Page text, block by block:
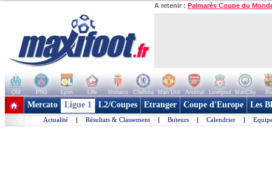
A retenir : Palmarès Coupe du
OM PSG Lyon Lille Monaco Chelsea Man Utd Arsenal Liverpool ManCity
+ de clubs
Mercato Ligue 1 L2/Coupes Etranger Coupe d'Europe Les
Actualité | Résultats & Classement | Buteurs | Calendrier |